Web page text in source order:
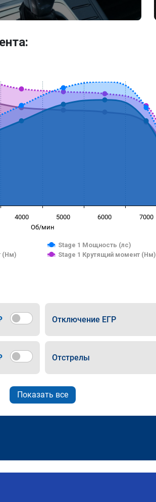
Об/мин
Stage 1 Мощность (лс)
(Нм)
Stage 1 Крутящий момент (Нм)
4000 5000 6000 7000
Отключение ЕГР
Отстрелы
Показать все